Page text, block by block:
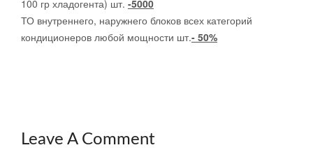
100 гр хладогента) шт. -5000
ТО внутреннего, наружнего блоков всех категорий
кондиционеров любой мощности шт.- 50%
Leave A Comment